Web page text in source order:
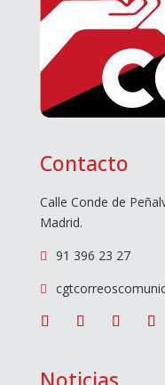
Contacto
Calle Conde de
Madrid.
 91 396 23 27
